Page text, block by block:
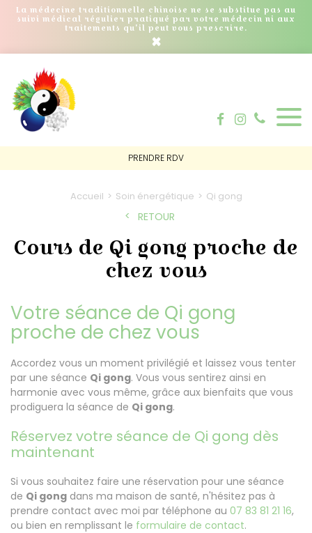
La médecine traditionnelle chinoise ne se substitue pas au
suivi médical régulier pratiqué par votre médecin ni aux
traitements qu'il peut vous prescrire.
×
PRENDRE RDV
Accueil Soin énergétique Qi gong
RETOUR
Cours de Qi gong proche de
chez vous
Votre séance de Qi gong
proche de chez vous
Accordez vous un moment privilégié et laissez vous tenter
par une séance Qi gong. Vous vous sentirez ainsi en
harmonie avec vous même, grâce aux bienfaits que vous
prodiguera la séance de Qi gong.
Réservez votre séance de Qi gong dès
maintenant
Si vous souhaitez faire une réservation pour une séance
de Qi gong dans ma maison de santé, n'hésitez pas à
prendre contact avec moi par téléphone au 07 83 81 21 16,
ou bien en remplissant le formulaire de contact.